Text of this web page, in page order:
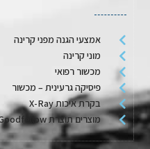
אמצעי הגנה מפני קרינה
מוני קרינה
מכשור רפואי
פיסיקה גרעינית – מכשור
בקרת איכות X-Ray
מוצרים תוצרת Goodfellow